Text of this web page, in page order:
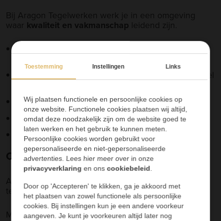
Bij Aragon Tegelwerken werk je in een omgeving
waar kwaliteit en vakmanschap leidend zijn.
Reiskostenvergoeding
Mogelijke extra vergoedingen
Een hecht team en jaarlijks een teamuitje
Over Aragon Tegelwerken
Aragon Tegelwerken staat voor hoogwaardig
tegelwerk en persoonlijke begeleiding.
Met een team van eigen vakmensen realiseren we
Toestemming Instellingen Links
Wij plaatsen functionele en persoonlijke cookies op
onze website. Functionele cookies plaatsen wij altijd,
omdat deze noodzakelijk zijn om de website goed te
laten werken en het gebruik te kunnen meten.
Persoonlijke cookies worden gebruikt voor
gepersonaliseerde en niet-gepersonaliseerde
advertenties. Lees hier meer over in onze
privacyverklaring en onscookiebeleid
Door op 'Accepteren' te klikken, ga je akkoord met
het plaatsen van zowel functionele als persoonlijke
cookies. Bij instellingen kun je een andere voorkeur
aangeven. Je kunt je voorkeuren altijd later nog